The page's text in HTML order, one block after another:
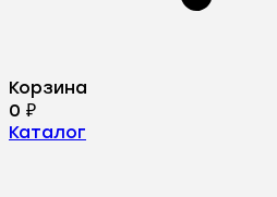
Корзина
0 ₽
Каталог